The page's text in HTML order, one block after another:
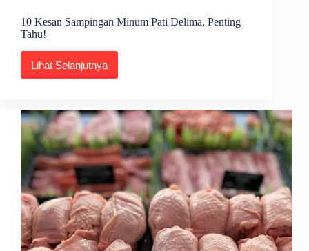
10 Kesan Sampingan Minum Pati Delima, Penting
Tahu!
Lihat Selanjutnya
10
Kesan
Pati
Delima,
Penting
Tahu!